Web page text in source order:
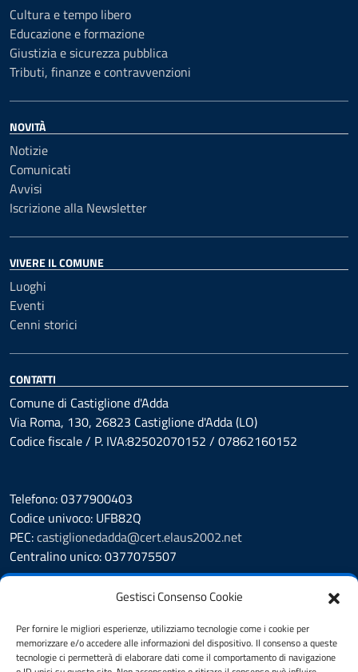
Gestisci Consenso Cookie
Per fornire le migliori esperienze, utilizziamo tecnologie come i cookie per
memorizzare e/o accedere alle informazioni del dispositivo. Il consenso a queste
tecnologie ci permetterà di elaborare dati come il comportamento di navigazione
Cultura e tempo libero
Educazione e formazione
Giustizia e sicurezza pubblica
Tributi, finanze e contravvenzioni
NOVITÀ
Notizie
Comunicati
Avvisi
Iscrizione alla Newsletter
VIVERE IL COMUNE
Luoghi
Eventi
Cenni storici
CONTATTI
Comune di Castiglione d'Adda
Via Roma, 130, 26823 Castiglione d'Adda (LO)
Codice fiscale / P. IVA:82502070152 / 07862160152
Telefono: 0377900403
Codice univoco: UFB82Q
PEC:castiglionedadda@cert.elaus2002.net
Centralino unico: 0377075507
Prenotazione appuntamento
Segnalazione disservizio
Amministrazione Trasparente
Albo Pretorio